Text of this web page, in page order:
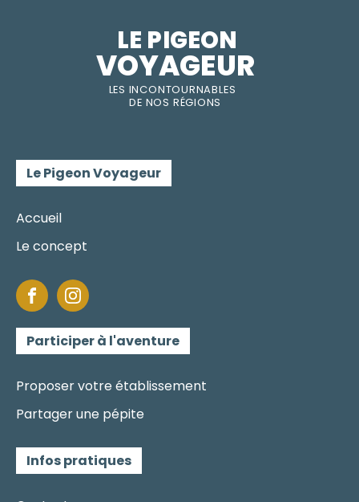
LES INCONTOURNABLES
DE NOS RÉGIONS
LE PIGEON
VOYAGEUR
Le Pigeon Voyageur
Accueil
Le concept
Participer à l'aventure
Proposer votre établissement
Partager une pépite
Infos pratiques